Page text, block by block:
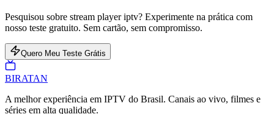
Pesquisou sobre stream player iptv? Experimente na prática com
nosso teste gratuito. Sem cartão, sem compromisso.
Quero Meu Teste Grátis
BIRATAN
A melhor experiência em IPTV do Brasil. Canais ao vivo, filmes e
séries em alta qualidade.